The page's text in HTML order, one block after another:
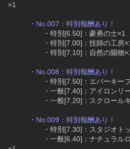
×1
・No.007：特別報酬あり！
・特別[6.50]：豪勇の士×1
・特別[7.00]：技師の工房
・特別[7.10]：自然の賜物
・No.008：特別報酬あり！
・特別[7.50]：エバーキープ・
・一般[7.40]：アイロンリーフ
・一般[7.20]：スクロールキ
・No.009：特別報酬あり！
・特別[7.30]：スタジオトッ
・一般[6.40]：ナチュラルログ